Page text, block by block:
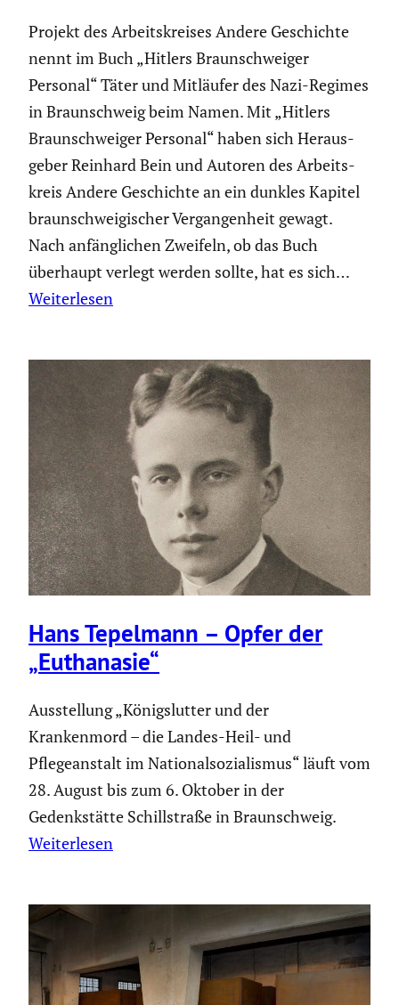
Projekt des Arbeits­kreises Andere Geschichte
nennt im Buch „Hitlers Braun­schweiger
Personal“ Täter und Mitläufer des Nazi-Regimes
in Braun­schweig beim Namen. Mit „Hitlers
Braun­schweiger Personal“ haben sich Heraus­
geber Reinhard Bein und Autoren des Arbeits­
kreis Andere Geschichte an ein dunkles Kapitel
braun­schwei­gi­scher Vergan­gen­heit gewagt.
Nach anfäng­li­chen Zweifeln, ob das Buch
überhaupt verlegt werden sollte, hat es sich…
Weiterlesen
Hans Tepelmann – Opfer der
„Eutha­nasie“
Ausstellung „Königslutter und der
Krankenmord – die Landes-Heil- und
Pflegeanstalt im Nationalsozialismus“ läuft vom
28. August bis zum 6. Oktober in der
Gedenkstätte Schillstraße in Braunschweig.
Weiterlesen